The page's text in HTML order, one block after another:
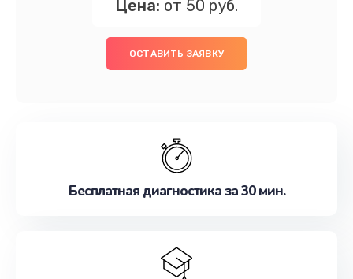
Цена: от 50 руб.
ОСТАВИТЬ ЗАЯВКУ
Бесплатная диагностика за 30 мин.